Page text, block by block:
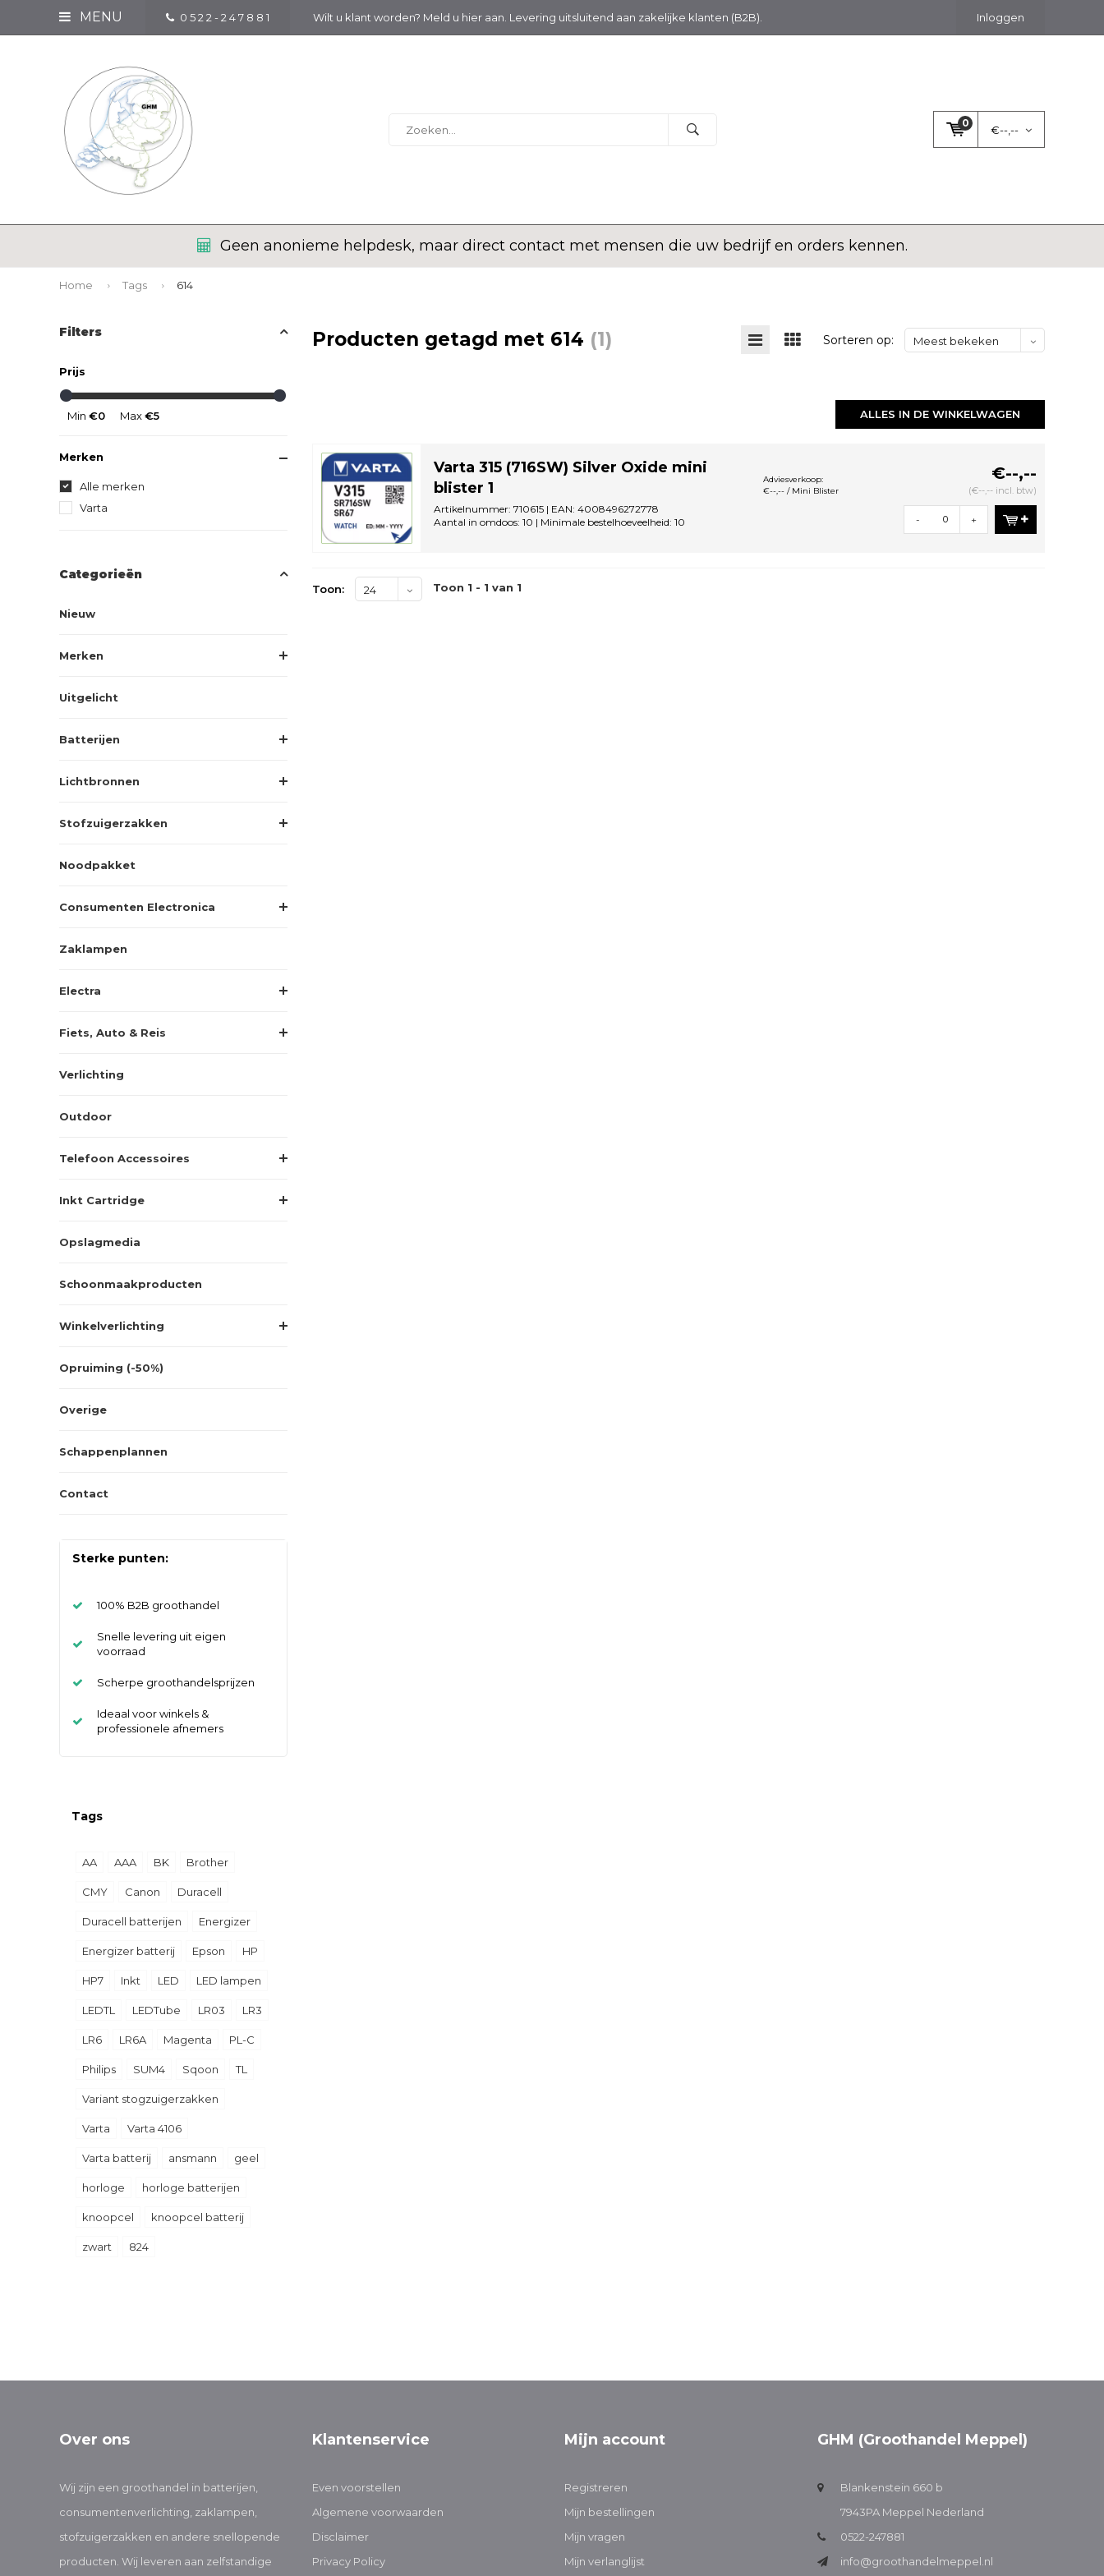
MENU 0 5 2 2 - 2 4 7 8 8 1 Wilt u klant worden? Meld u hier aan. Levering uitsluitend aan zakelijke klanten (B2B). Inloggen
0
€--,--
Geen anonieme helpdesk, maar direct contact met mensen die uw bedrijf en orders kennen.
Home Tags 614
Filters
Prijs
Min €0 Max€5
Merken
Alle merken
Varta
Categorieën
Nieuw
Merken
Uitgelicht
Batterijen
Lichtbronnen
Stofzuigerzakken
Noodpakket
Consumenten Electronica
Zaklampen
Electra
Fiets, Auto & Reis
Verlichting
Outdoor
Telefoon Accessoires
Inkt Cartridge
Opslagmedia
Schoonmaakproducten
Winkelverlichting
Opruiming (-50%)
Overige
Schappenplannen
Contact
Sterke punten:
100% B2B groothandel
Snelle levering uit eigen
voorraad
Scherpe groothandelsprijzen
Ideaal voor winkels &
professionele afnemers
Tags
AA AAA BK Brother
CMY Canon Duracell
Duracell batterijen Energizer
Energizer batterij Epson HP
HP7 Inkt LED LED lampen
LEDTL LEDTube LR03 LR3
LR6 LR6A Magenta PL-C
Philips SUM4 Sqoon TL
Variant stogzuigerzakken
Varta Varta 4106
Varta batterij ansmann geel
horloge horloge batterijen
knoopcel knoopcel batterij
zwart 824
Producten getagd met 614 (1) Sorteren op: Meest bekeken
ALLES IN DE WINKELWAGEN
Varta 315 (716SW) Silver Oxide mini
blister 1
Artikelnummer: 710615 | EAN: 4008496272778
Aantal in omdoos: 10 | Minimale bestelhoeveelheid: 10
€--,--
Adviesverkoop:
€--,-- / Mini Blister
(€--,-- incl. btw)
- +
Toon: 24 Toon 1 - 1 van 1
Over ons
Wij zijn een groothandel in batterijen,
consumentenverlichting, zaklampen,
stofzuigerzakken en andere snellopende
producten. Wij leveren aan zelfstandige
Klantenservice
Even voorstellen
Algemene voorwaarden
Disclaimer
Privacy Policy
Mijn account
Registreren
Mijn bestellingen
Mijn vragen
Mijn verlanglijst
GHM (Groothandel Meppel)
Blankenstein 660 b
7943PA Meppel Nederland
0522-247881
info@groothandelmeppel.nl